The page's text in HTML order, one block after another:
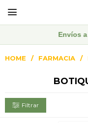

Envíos
HOME FARMACIA